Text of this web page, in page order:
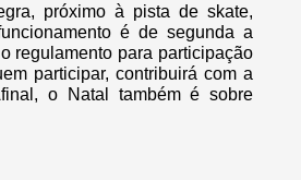
próximo à pista de skate,
é de segunda a
regulamento para participação
participar, contribuirá com a
o Natal também é sobre